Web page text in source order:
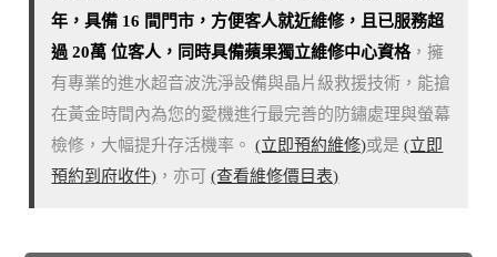
年，具備 16 間門市，方便客人就近維修，且已服務超
過 20萬 位客人，同時具備蘋果獨立維修中心資格，擁
有專業的進水超音波洗淨設備與晶片級救援技術，能搶
在黃金時間內為您的愛機進行最完善的防鏽處理與螢幕
檢修，大幅提升存活機率。(立即預約維修)或是(立即
預約到府收件) ，亦可(查看維修價目表)